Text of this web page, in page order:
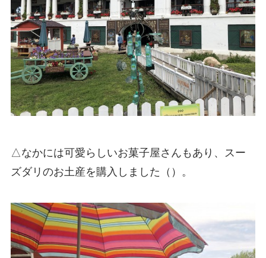
△なかには可愛らしいお菓子屋さんもあり、スー
ズダリのお土産を購入しました（）。